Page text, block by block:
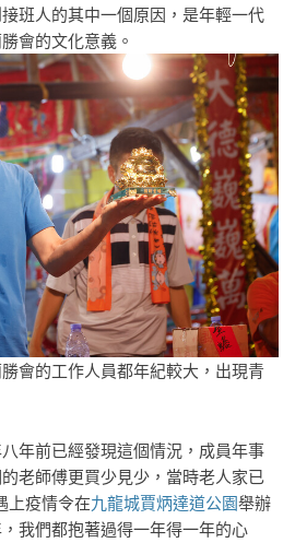
班人的其中一個原因，是年輕一代
會的文化意義。
會的工作人員都年紀較大，出現青
年前已經發現這個情況，成員年事
老師傅更買少見少，當時老人家已
上疫情令在九龍城賈炳達道公園舉辦
我們都抱著過得一年得一年的心